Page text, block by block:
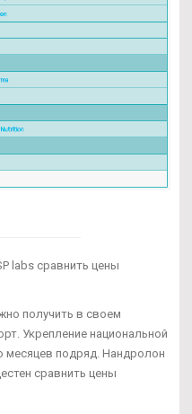
labs сравнить цены
получить в своем
Укрепление национальной
подряд. Нандролон
сравнить цены